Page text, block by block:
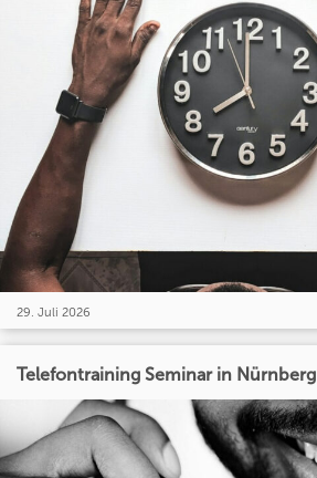
29. Juli 2026
Telefontraining Seminar in